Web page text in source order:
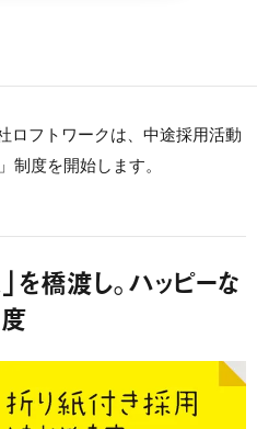
ロフトワークは、中途採用活動
制度を開始します。
を橋渡し。ハッピーな